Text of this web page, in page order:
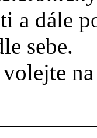
a dále
sebe.